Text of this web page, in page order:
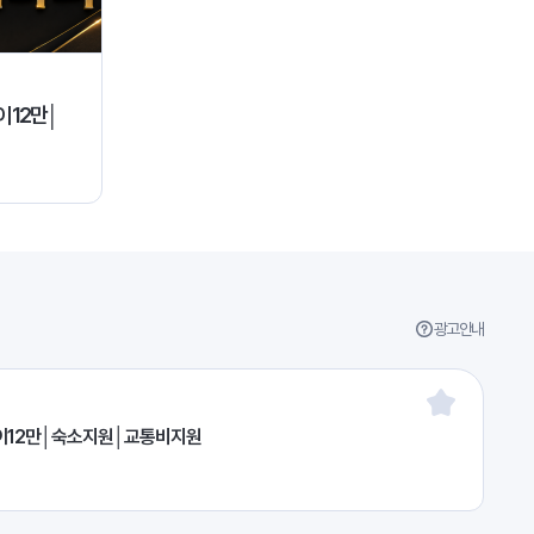
12만│
광고안내
12만│숙소지원│교통비지원